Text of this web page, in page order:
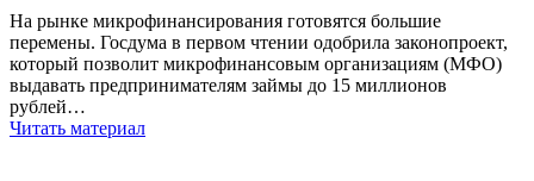
На рынке микрофинансирования готовятся большие
перемены. Госдума в первом чтении одобрила законопроект,
который позволит микрофинансовым организациям (МФО)
выдавать предпринимателям займы до 15 миллионов
рублей…
Читать материал